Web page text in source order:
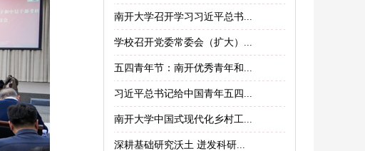
南开大学召开学习习近平总书...
学校召开党委常委会（扩大）...
五四青年节：南开优秀青年和...
习近平总书记给中国青年五四...
南开大学中国式现代化乡村工...
深耕基础研究沃土 迸发科研...